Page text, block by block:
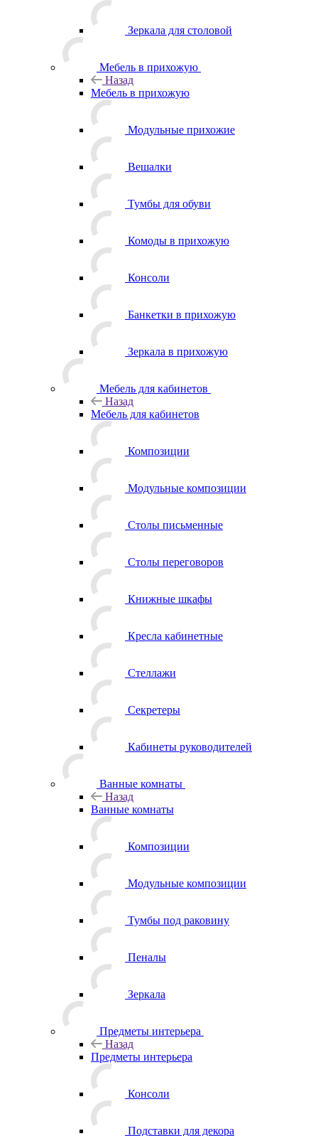
Зеркала для столовой
Мебель в прихожую
Назад
Мебель в прихожую
Модульные прихожие
Вешалки
Тумбы для обуви
Комоды в прихожую
Консоли
Банкетки в прихожую
Зеркала в прихожую
Мебель для кабинетов
Назад
Мебель для кабинетов
Композиции
Модульные композиции
Столы письменные
Столы переговоров
Книжные шкафы
Кресла кабинетные
Стеллажи
Секретеры
Кабинеты руководителей
Ванные комнаты
Назад
Ванные комнаты
Композиции
Модульные композиции
Тумбы под раковину
Пеналы
Зеркала
Предметы интерьера
Назад
Предметы интерьера
Консоли
Подставки для декора